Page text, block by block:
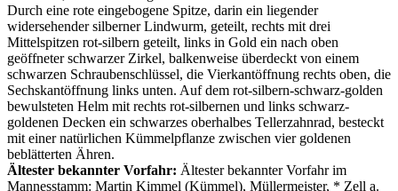
Durch eine rote eingebogene Spitze, darin ein liegender
widersehender silberner Lindwurm, geteilt, rechts mit drei
Mittelspitzen rot-silbern geteilt, links in Gold ein nach oben
geöffneter schwarzer Zirkel, balkenweise überdeckt von einem
schwarzen Schraubenschlüssel, die Vierkantöffnung rechts oben, die
Sechskantöffnung links unten. Auf dem rot-silbern-schwarz-golden
bewulsteten Helm mit rechts rot-silbernen und links schwarz-
goldenen Decken ein schwarzes oberhalbes Tellerzahnrad, besteckt
mit einer natürlichen Kümmelpflanze zwischen vier goldenen
beblätterten Ähren.
Ältester bekannter Vorfahr: Ältester bekannter Vorfahr im
Mannesstamm: Martin Kimmel (Kümmel), Müllermeister, * Zell a.